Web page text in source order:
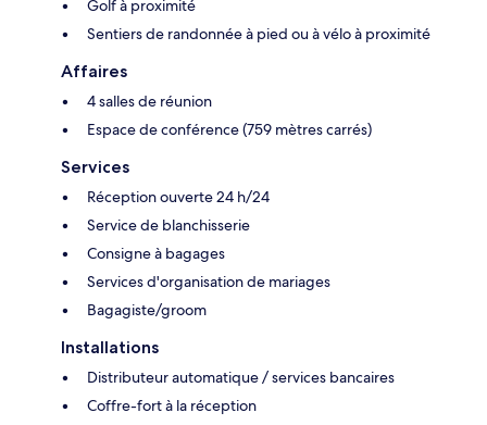
Golf à proximité
Sentiers de randonnée à pied ou à vélo à proximité
Affaires
4 salles de réunion
Espace de conférence (759 mètres carrés)
Services
Réception ouverte 24 h/24
Service de blanchisserie
Consigne à bagages
Services d'organisation de mariages
Bagagiste/groom
Installations
Distributeur automatique / services bancaires
Coffre-fort à la réception